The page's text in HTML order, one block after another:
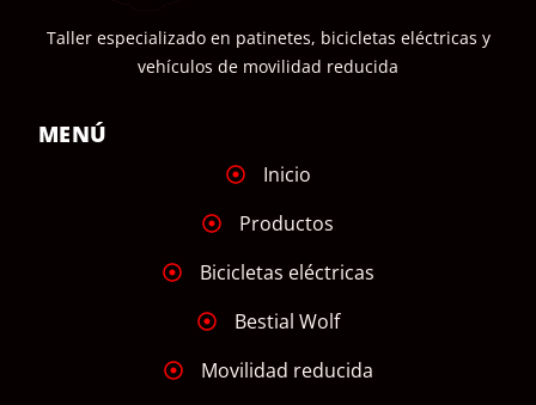
Taller especializado en patinetes, bicicletas eléctricas y
vehículos de movilidad reducida
MENÚ
Inicio
Productos
Bicicletas eléctricas
Bestial Wolf
Movilidad reducida